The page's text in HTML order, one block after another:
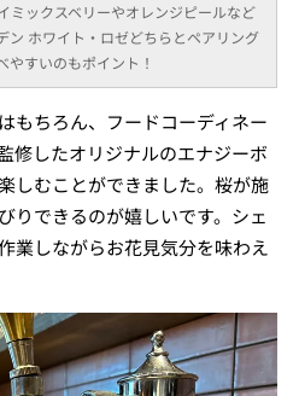
ミックスベリーやオレンジピールなど
ン ホワイト・ロゼどちらとペアリング
やすいのもポイント！
もちろん、フードコーディネー
修したオリジナルのエナジーボ
しむことができました。桜が施
りできるのが嬉しいです。シェ
業しながらお花見気分を味わえ